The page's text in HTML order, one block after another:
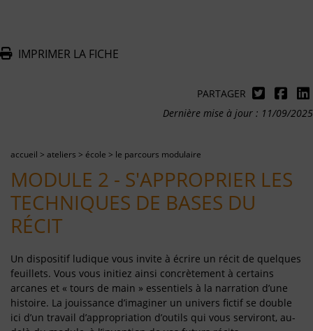
IMPRIMER LA FICHE
PARTAGER
Dernière mise à jour : 11/09/2025
accueil > ateliers > école > le parcours modulaire
MODULE 2 - S'APPROPRIER LES
TECHNIQUES DE BASES DU
RÉCIT
Un dispositif ludique vous invite à écrire un récit de quelques
feuillets. Vous vous initiez ainsi concrètement à certains
arcanes et « tours de main » essentiels à la narration d’une
histoire. La jouissance d’imaginer un univers fictif se double
ici d’un travail d’appropriation d’outils qui vous serviront, au-